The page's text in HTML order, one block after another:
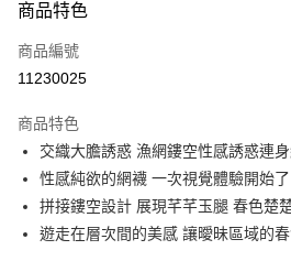
信用卡一次付款
超商取貨付款
Apple Pay
街口支付
悠遊付
商品特色
商品編號
11230025
商品特色
交織大膽誘惑 漁網鏤空性感誘惑連
性感純欲的網襪 一次視覺體驗開始了
拼接鏤空設計 展現芊芊玉腿 春色楚
遊走在層次間的美感 讓曖昧區域的